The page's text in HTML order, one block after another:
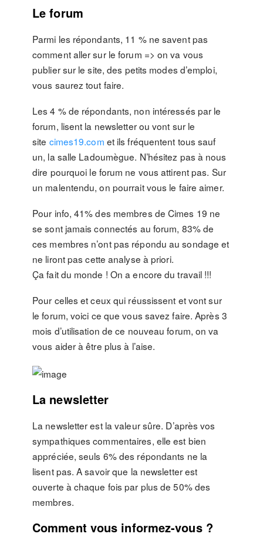
Le forum
Parmi les répondants, 11 % ne savent pas
comment aller sur le forum => on va vous
publier sur le site, des petits modes d’emploi,
vous saurez tout faire.
Les 4 % de répondants, non intéressés par le
forum, lisent la newsletter ou vont sur le
site cimes19.com et ils fréquentent tous sauf
un, la salle Ladoumègue. N’hésitez pas à nous
dire pourquoi le forum ne vous attirent pas. Sur
un malentendu, on pourrait vous le faire aimer.
Pour info, 41% des membres de Cimes 19 ne
se sont jamais connectés au forum, 83% de
ces membres n’ont pas répondu au sondage et
ne liront pas cette analyse à priori.
Ça fait du monde ! On a encore du travail !!!
Pour celles et ceux qui réussissent et vont sur
le forum, voici ce que vous savez faire. Après 3
mois d’utilisation de ce nouveau forum, on va
vous aider à être plus à l’aise.
La newsletter
La newsletter est la valeur sûre. D’après vos
sympathiques commentaires, elle est bien
appréciée, seuls 6% des répondants ne la
lisent pas. A savoir que la newsletter est
ouverte à chaque fois par plus de 50% des
membres.
Comment vous informez-vous ?